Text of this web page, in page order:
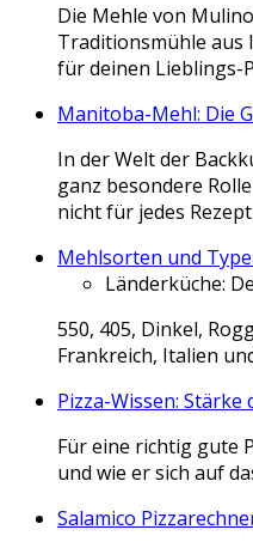
Die Mehle von
Traditionsmühle aus
für deinen Lieblings-
Manitoba-Mehl: Die
In der Welt der
ganz besondere
nicht für jedes
Mehlsorten und
Länderküche:
550, 405, Dinkel,
Frankreich, Italien
Pizza-Wissen:
Für eine richtig gute
und wie er sich auf
Salamico